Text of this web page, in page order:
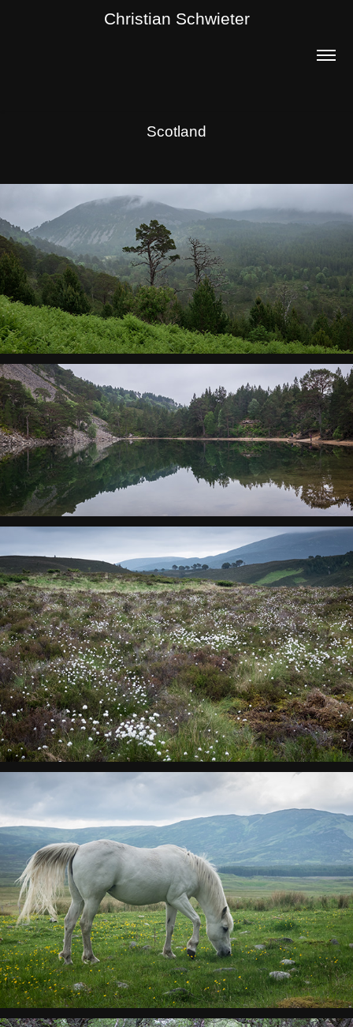
Christian Schwieter
Scotland